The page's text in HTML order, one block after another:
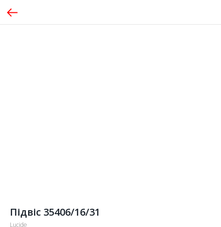
Підвіс 35406/16/31
Lucide